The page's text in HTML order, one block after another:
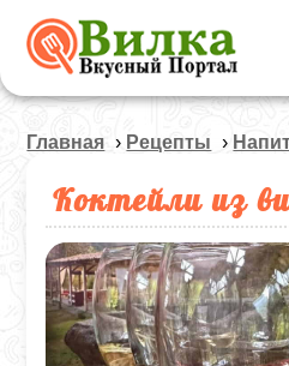
Главная › Рецепты ›
Коктейли из